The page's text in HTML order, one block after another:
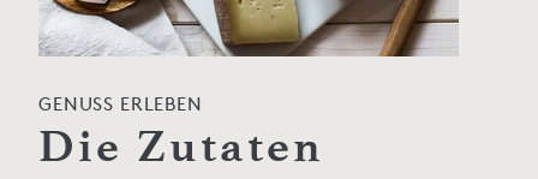
GENUSS ERLEBEN
Die Zutaten